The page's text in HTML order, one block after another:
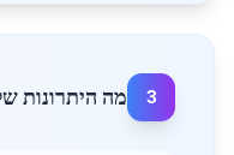
3 מה היתרונות